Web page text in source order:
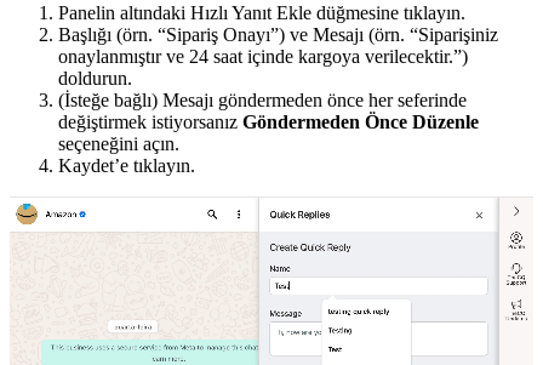
Panelin altındaki Hızlı Yanıt Ekle düğmesine tıklayın.
Başlığı (örn. “Sipariş Onayı”) ve Mesajı (örn. “Siparişiniz
onaylanmıştır ve 24 saat içinde kargoya verilecektir.”)
doldurun.
(İsteğe bağlı) Mesajı göndermeden önce her seferinde
değiştirmek istiyorsanız Göndermeden Önce Düzenle
seçeneğini açın.
Kaydet’e tıklayın.